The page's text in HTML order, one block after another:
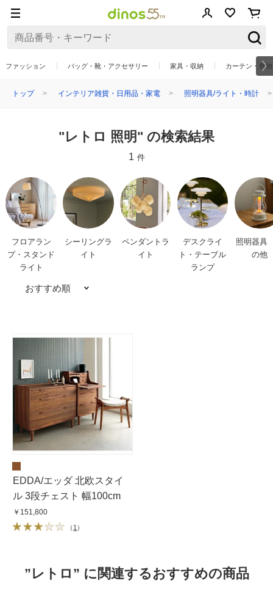
ファッション バッグ・靴・アクセサリー 家具・収納 カーテン・敷
トップ インテリア雑貨・日用品・家電 照明器具/ライト・時計
"レトロ 照明" の検索結果
1 件
フロアラン
プ・スタンド
ライト
シーリングラ
イト
ペンダントラ
イト
デスクライ
ト・テーブル
ランプ
照明器
の他
おすすめ順
EDDA/エッダ 北欧スタイ
ル 3段チェスト 幅100cm
￥151,800
（ 1 ）
”レトロ” に関連するおすすめの商品